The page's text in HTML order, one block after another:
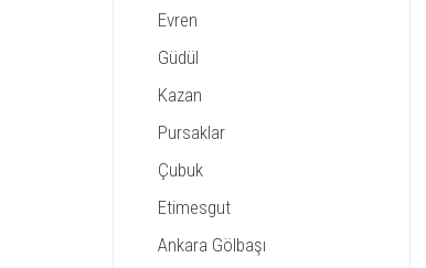
Evren
Güdül
Kazan
Pursaklar
Çubuk
Etimesgut
Ankara Gölbaşı